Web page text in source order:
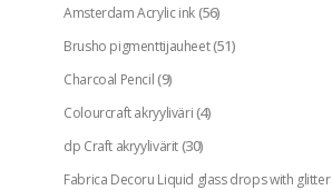
Amsterdam Acrylic ink(56)
Brusho pigmenttijauheet(51)
Charcoal Pencil(9)
Colourcraft akryyliväri(4)
dp Craft akryylivärit(30)
Fabrica Decoru Liquid glass drops with glitter